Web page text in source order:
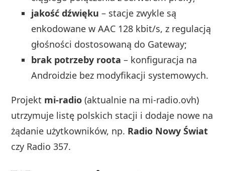
jakość dźwięku – stacje zwykle są
enkodowane w AAC 128 kbit/s, z regulacją
głośności dostosowaną do Gateway;
brak potrzeby roota – konfiguracja na
Androidzie bez modyfikacji systemowych.
Projekt mi-radio (aktualnie na mi-radio.ovh)
utrzymuje listę polskich stacji i dodaje nowe na
żądanie użytkowników, np. Radio Nowy Świat
czy Radio 357.